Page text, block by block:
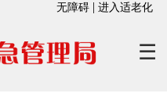
无障碍 |进入适老化
☰